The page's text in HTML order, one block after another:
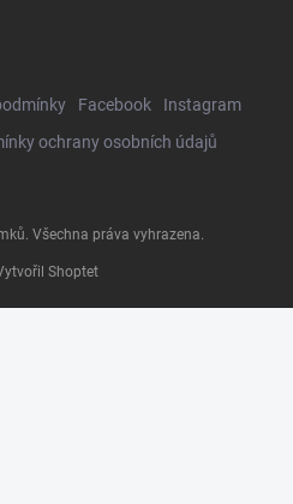
Facebook
Instagram
ochrany osobních údajů
Shoptet
. Všechna práva vyhrazena.